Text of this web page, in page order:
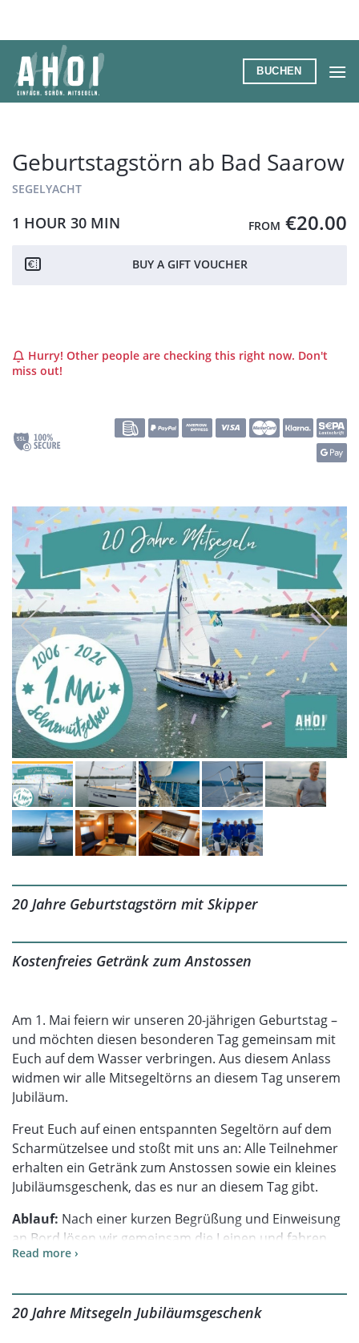
springen
BUCHEN
Geburtstagstörn ab Bad Saarow
SEGELYACHT
FROM €20.00
1 HOUR 30 MIN
BUY A GIFT VOUCHER
Hurry! Other people are checking this right now. Don't
miss out!
20 Jahre Geburtstagstörn mit Skipper
Kostenfreies Getränk zum Anstossen
Am 1. Mai feiern wir unseren 20-jährigen Geburtstag –
und möchten diesen besonderen Tag gemeinsam mit
Euch auf dem Wasser verbringen. Aus diesem Anlass
widmen wir alle Mitsegeltörns an diesem Tag unserem
Jubiläum.
Freut Euch auf einen entspannten Segeltörn auf dem
Scharmützelsee und stoßt mit uns an: Alle Teilnehmer
erhalten ein Getränk zum Anstossen sowie ein kleines
Jubiläumsgeschenk, das es nur an diesem Tag gibt.
Ablauf: Nach einer kurzen Begrüßung und Einweisung
an Bord lösen wir gemeinsam die Leinen und fahren
zunächst unter Motor auf den See hinaus. Nach
Motor ab und genießen die Ruhe des Segelns auf dem
Scharmützelsee. Je nach Wind und Wetter segeln wir
Read more ›
20 Jahre Mitsegeln Jubiläumsgeschenk